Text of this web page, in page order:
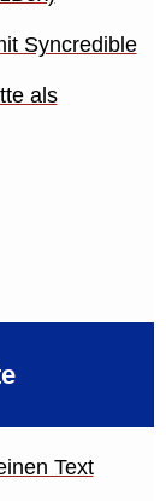
Syncredible
als
Text